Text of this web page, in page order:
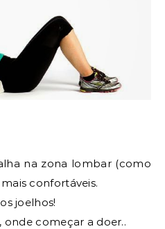
na zona lombar (como
confortáveis.
joelhos!
onde começar a doer..